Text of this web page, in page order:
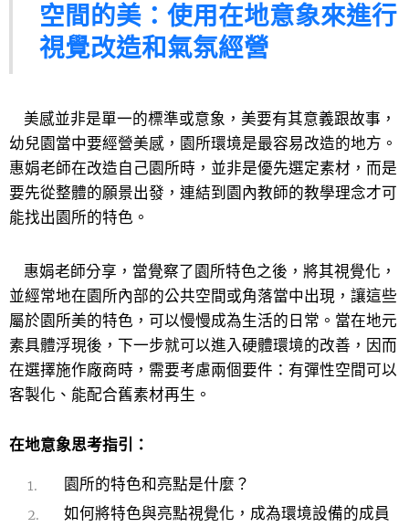
空間的美：使用在地意象來進行
視覺改造和氣氛經營
美感並非是單一的標準或意象，美要有其意義跟故事，
幼兒園當中要經營美感，園所環境是最容易改造的地方。
惠娟老師在改造自己園所時，並非是優先選定素材，而是
要先從整體的願景出發，連結到園內教師的教學理念才可
能找出園所的特色。
惠娟老師分享，當覺察了園所特色之後，將其視覺化，
並經常地在園所內部的公共空間或角落當中出現，讓這些
屬於園所美的特色，可以慢慢成為生活的日常。當在地元
素具體浮現後，下一步就可以進入硬體環境的改善，因而
在選擇施作廠商時，需要考慮兩個要件：有彈性空間可以
客製化、能配合舊素材再生。
在地意象思考指引：
園所的特色和亮點是什麼？
如何將特色與亮點視覺化，成為環境設備的成員